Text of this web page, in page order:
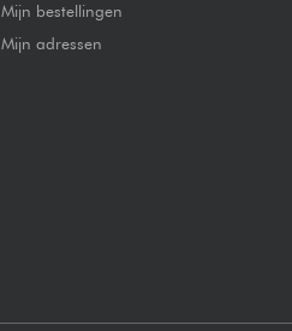
Mijn bestellingen
Mijn adressen